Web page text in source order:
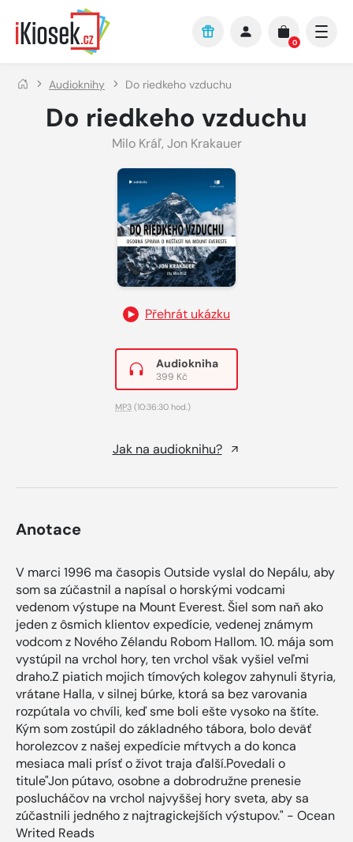
Přejít na hlavní obsah
0
Audioknihy Do riedkeho vzduchu
Do riedkeho vzduchu
Milo Kráľ, Jon Krakauer
Přehrát ukázku
Audiokniha
399 Kč
MP3 (10:36:30 hod.)
Jak na audioknihu?
Anotace
V marci 1996 ma časopis Outside vyslal do Nepálu, aby
som sa zúčastnil a napísal o horskými vodcami
vedenom výstupe na Mount Everest. Šiel som naň ako
jeden z ôsmich klientov expedície, vedenej známym
vodcom z Nového Zélandu Robom Hallom. 10. mája som
vystúpil na vrchol hory, ten vrchol však vyšiel veľmi
draho.Z piatich mojich tímových kolegov zahynuli štyria,
vrátane Halla, v silnej búrke, ktorá sa bez varovania
rozpútala vo chvíli, keď sme boli ešte vysoko na štíte.
Kým som zostúpil do základného tábora, bolo deväť
horolezcov z našej expedície mŕtvych a do konca
mesiaca mali prísť o život traja ďalší.Povedali o
titule"Jon pútavo, osobne a dobrodružne prenesie
poslucháčov na vrchol najvyššej hory sveta, aby sa
zúčastnili jedného z najtragickejších výstupov." - Ocean
Writed Reads